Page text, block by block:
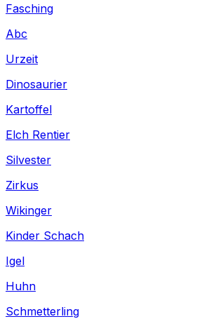
Fasching
Abc
Urzeit
Dinosaurier
Kartoffel
Elch Rentier
Silvester
Zirkus
Wikinger
Kinder Schach
Igel
Huhn
Schmetterling